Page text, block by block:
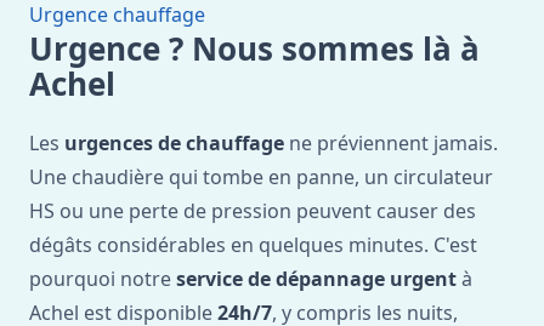
Urgence chauffage
Urgence ? Nous sommes là à
Achel
Les urgences de chauffage ne préviennent jamais.
Une chaudière qui tombe en panne, un circulateur
HS ou une perte de pression peuvent causer des
dégâts considérables en quelques minutes. C'est
pourquoi notreservice de dépannage urgentà
Achel est disponible24h/7, y compris les nuits,